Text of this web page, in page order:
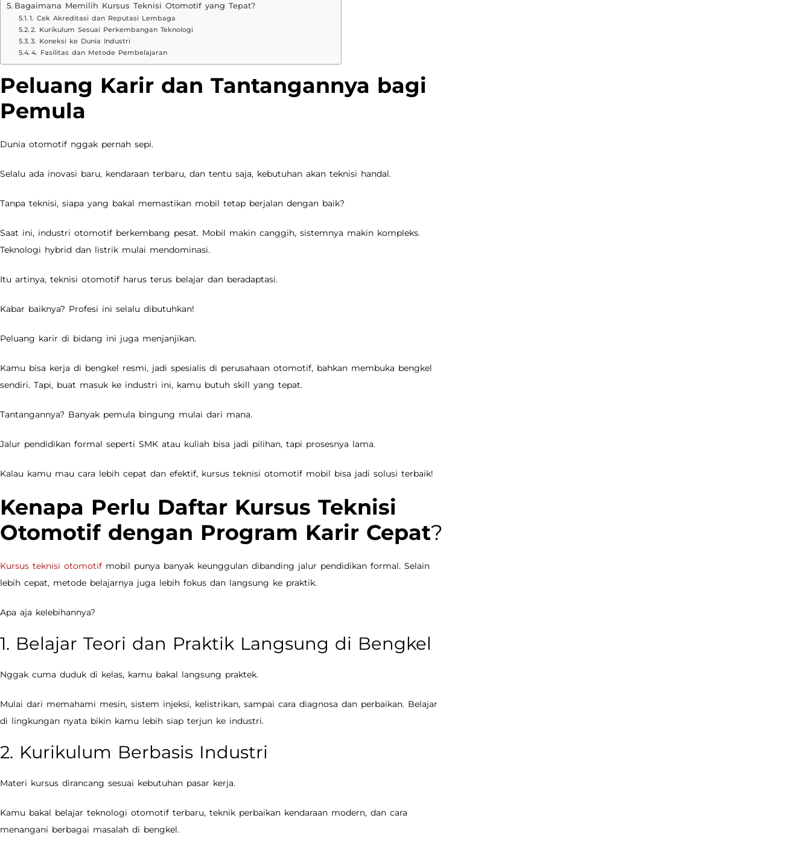
Bagaimana Memilih Kursus Teknisi Otomotif yang Tepat?
1. Cek Akreditasi dan Reputasi Lembaga
2. Kurikulum Sesuai Perkembangan Teknologi
3. Koneksi ke Dunia Industri
4. Fasilitas dan Metode Pembelajaran
Peluang Karir dan Tantangannya bagi
Pemula
Dunia otomotif nggak pernah sepi.
Selalu ada inovasi baru, kendaraan terbaru, dan tentu saja, kebutuhan akan teknisi handal.
Tanpa teknisi, siapa yang bakal memastikan mobil tetap berjalan dengan baik?
Saat ini, industri otomotif berkembang pesat. Mobil makin canggih, sistemnya makin kompleks.
Teknologi hybrid dan listrik mulai mendominasi.
Itu artinya, teknisi otomotif harus terus belajar dan beradaptasi.
Kabar baiknya? Profesi ini selalu dibutuhkan!
Peluang karir di bidang ini juga menjanjikan.
Kamu bisa kerja di bengkel resmi, jadi spesialis di perusahaan otomotif, bahkan membuka bengkel
sendiri. Tapi, buat masuk ke industri ini, kamu butuh skill yang tepat.
Tantangannya? Banyak pemula bingung mulai dari mana.
Jalur pendidikan formal seperti SMK atau kuliah bisa jadi pilihan, tapi prosesnya lama.
Kalau kamu mau cara lebih cepat dan efektif, kursus teknisi otomotif mobil bisa jadi solusi terbaik!
Kenapa Perlu Daftar Kursus Teknisi
Otomotif dengan Program Karir Cepat?
Kursus teknisi otomotif mobil punya banyak keunggulan dibanding jalur pendidikan formal. Selain
lebih cepat, metode belajarnya juga lebih fokus dan langsung ke praktik.
Apa aja kelebihannya?
1. Belajar Teori dan Praktik Langsung di Bengkel
Nggak cuma duduk di kelas, kamu bakal langsung praktek.
Mulai dari memahami mesin, sistem injeksi, kelistrikan, sampai cara diagnosa dan perbaikan. Belajar
di lingkungan nyata bikin kamu lebih siap terjun ke industri.
2. Kurikulum Berbasis Industri
Materi kursus dirancang sesuai kebutuhan pasar kerja.
Kamu bakal belajar teknologi otomotif terbaru, teknik perbaikan kendaraan modern, dan cara
menangani berbagai masalah di bengkel.